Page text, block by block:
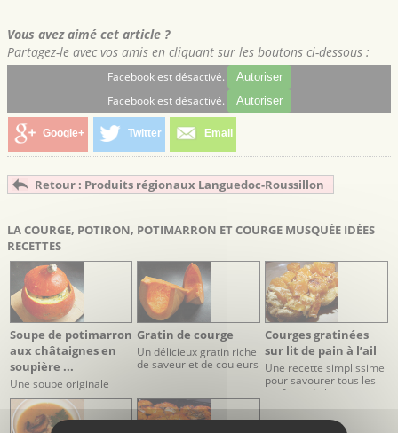
Vous avez aimé cet article ?
Partagez-le avec vos amis en cliquant sur les boutons ci-dessous :
Facebook est désactivé. Autoriser
Facebook est désactivé. Autoriser
Google+ Twitter Email
Retour : Produits régionaux Languedoc-Roussillon
LA COURGE, POTIRON, POTIMARRON ET COURGE MUSQUÉE IDÉES
RECETTES
Soupe de potimarron
aux châtaignes en
soupière ...
Une soupe originale
aussi belle que
savoureuse.
Gratin de courge
Un délicieux gratin riche
de saveur et de couleurs
Courges gratinées
sur lit de pain à l’ail
Une recette simplissime
pour savourer tous les
parfums de la courge.